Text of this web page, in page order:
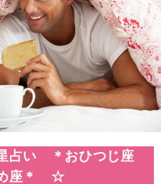
占い ＊おひつじ座
座＊ ☆